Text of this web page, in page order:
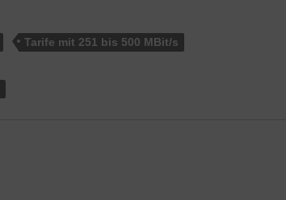
Tarife mit 251 bis 500 MBit/s